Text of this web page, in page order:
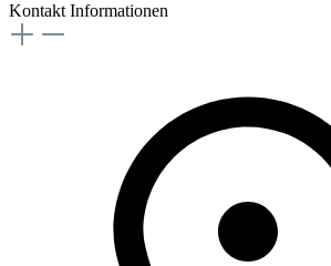
Kontakt Informationen